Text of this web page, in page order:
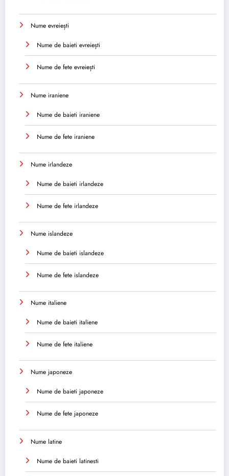
Nume evreiești
Nume de baieti evreiești
Nume de fete evreiești
Nume iraniene
Nume de baieti iraniene
Nume de fete iraniene
Nume irlandeze
Nume de baieti irlandeze
Nume de fete irlandeze
Nume islandeze
Nume de baieti islandeze
Nume de fete islandeze
Nume italiene
Nume de baieti italiene
Nume de fete italiene
Nume japoneze
Nume de baieti japoneze
Nume de fete japoneze
Nume latine
Nume de baieti latinesti